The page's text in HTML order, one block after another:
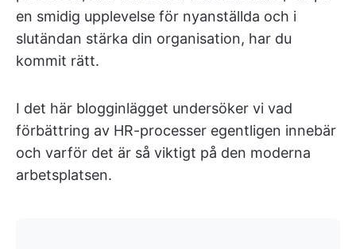
en smidig upplevelse för nyanställda och i
slutändan stärka din organisation, har du
kommit rätt.
I det här blogginlägget undersöker vi vad
förbättring av HR-processer egentligen innebär
och varför det är så viktigt på den moderna
arbetsplatsen.